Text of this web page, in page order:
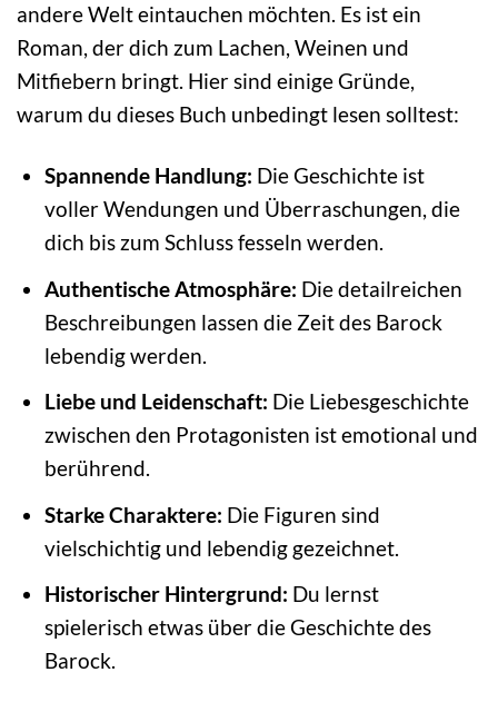
andere Welt eintauchen möchten. Es ist ein
Roman, der dich zum Lachen, Weinen und
Mitfiebern bringt. Hier sind einige Gründe,
warum du dieses Buch unbedingt lesen solltest:
Spannende Handlung: Die Geschichte ist
voller Wendungen und Überraschungen, die
dich bis zum Schluss fesseln werden.
Authentische Atmosphäre: Die detailreichen
Beschreibungen lassen die Zeit des Barock
lebendig werden.
Liebe und Leidenschaft: Die Liebesgeschichte
zwischen den Protagonisten ist emotional und
berührend.
Starke Charaktere: Die Figuren sind
vielschichtig und lebendig gezeichnet.
Historischer Hintergrund: Du lernst
spielerisch etwas über die Geschichte des
Barock.